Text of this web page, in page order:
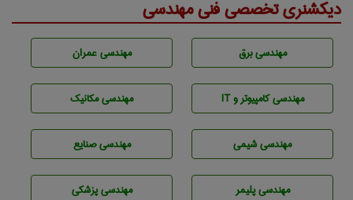
دیکشنری تخصصی فنی مهندسی
مهندسی برق مهندسی عمران
مهندسی كامپيوتر و IT مهندسی مکانیک
مهندسي شيمی مهندسی صنايع
مهندسی پليمر مهندسی پزشکی